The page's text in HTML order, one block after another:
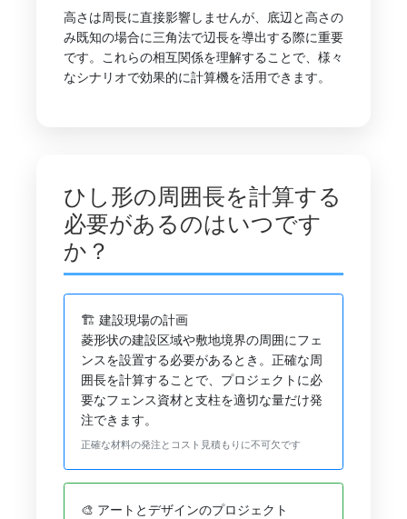
高さは周長に直接影響しませんが、底辺と高さの
み既知の場合に三角法で辺長を導出する際に重要
です。これらの相互関係を理解することで、様々
なシナリオで効果的に計算機を活用できます。
ひし形の周囲長を計算する
必要があるのはいつです
か？
🏗️ 建設現場の計画
菱形状の建設区域や敷地境界の周囲にフェ
ンスを設置する必要があるとき。正確な周
囲長を計算することで、プロジェクトに必
要なフェンス資材と支柱を適切な量だけ発
注できます。
正確な材料の発注とコスト見積もりに不可欠です
🎨 アートとデザインのプロジェクト